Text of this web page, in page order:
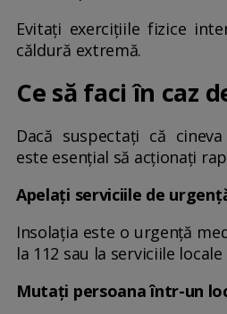
Evitați exercițiile fizice
căldură extremă.
Ce să faci în caz
Dacă suspectați că
este esențial să acționați
Apelați serviciile de
Insolația este o urgență
la 112 sau la serviciile
Mutați persoana într-un